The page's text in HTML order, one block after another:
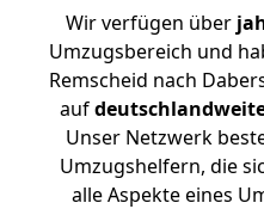
Wir verfügen über
Umzugsbereich und
Remscheid nach
auf
Unser Netzwerk
Umzugshelfern, die
alle Aspekte eines